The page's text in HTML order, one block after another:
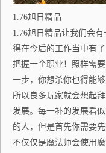
1.76旭日精品
1.76旭日精品让我们会
得在今后的工作当中有
把握一个职业！照样需
一步，你想杀你也得能
所以良多玩家就会想起
发展。每一补的发展看
的人，但是首先你需要
不仅仅是魔法师会使用